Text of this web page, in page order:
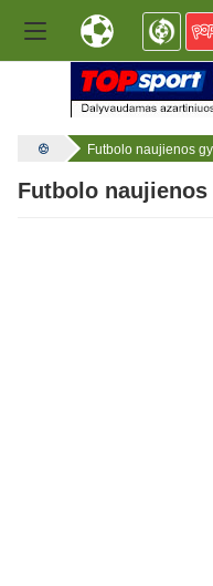
Futbolo naujienos
Futbolo